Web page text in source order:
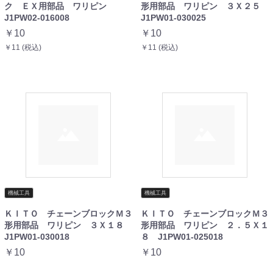
ク ＥＸ用部品 ワリピン
J1PW02-016008
￥10
￥11 (税込)
形用部品 ワリピン ３Ｘ２５
J1PW01-030025
￥10
￥11 (税込)
機械工具
ＫＩＴＯ チェーンブロックＭ３
形用部品 ワリピン ３Ｘ１８
J1PW01-030018
￥10
機械工具
ＫＩＴＯ チェーンブロックＭ３
形用部品 ワリピン ２．５Ｘ１
８ J1PW01-025018
￥10